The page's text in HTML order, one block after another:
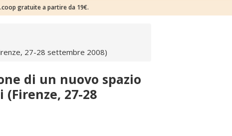
gratuite a partire da 19€.
27-28 settembre 2008)
di un nuovo spazio
27-28